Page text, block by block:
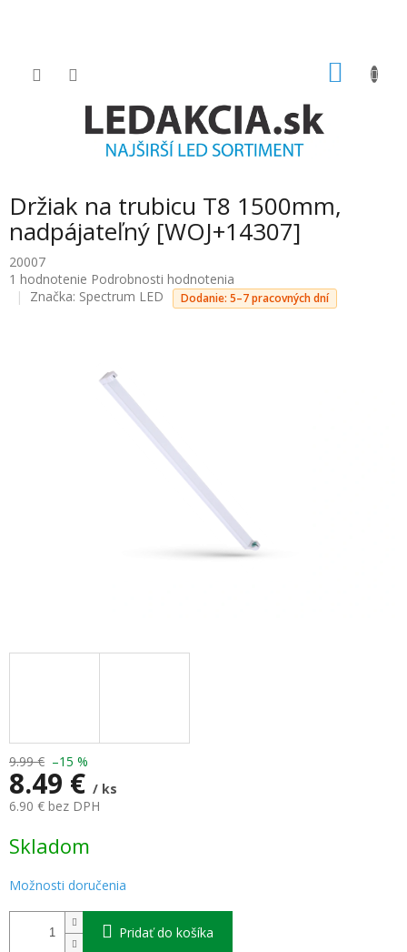
Držiak na trubicu T8 1500mm,
nadpájateľný [WOJ+14307]
20007
Priemerné
hodnotenie
1 hodnotenie Podrobnosti hodnotenia
Značka: Spectrum LED Dodanie: 5–7 pracovných dní
9.99 € –15 %
8.49 € / ks
6.90 € bez DPH
cena:
Skladom
Možnosti doručenia
Pridať do košíka